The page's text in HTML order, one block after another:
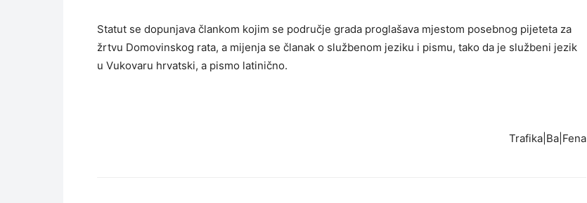
Statut se dopunjava člankom kojim se područje grada proglašava mjestom posebnog pijeteta za
žrtvu Domovinskog rata, a mijenja se članak o službenom jeziku i pismu, tako da je službeni jezik
u Vukovaru hrvatski, a pismo latinično.
Trafika|Ba|Fena